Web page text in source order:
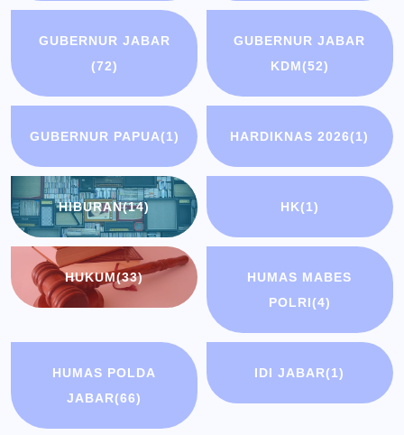
GUBERNUR JABAR
(72)
GUBERNUR JABAR
KDM(52)
GUBERNUR PAPUA(1) HARDIKNAS 2026(1)
HIBURAN(14) HK(1)
HUKUM(33)
HUMAS MABES
POLRI(4)
HUMAS POLDA
JABAR(66)
IDI JABAR(1)